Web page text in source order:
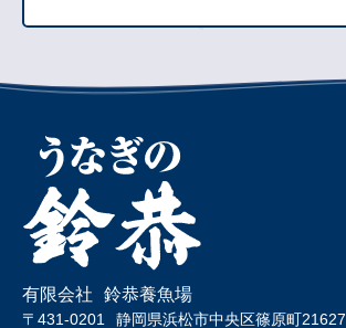
有限会社 鈴恭養魚場
〒431-0201 静岡県浜松市中央区篠原町21627